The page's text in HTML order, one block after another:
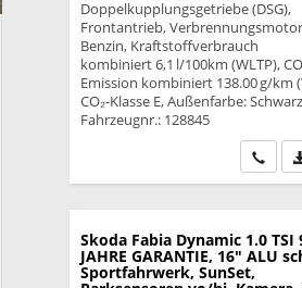
Doppelkupplungsgetriebe (DSG),
Frontantrieb, Verbrennungsmotor
Benzin, Kraftstoffverbrauch
kombiniert 6,1 l/100km (WLTP),
Emission kombiniert 138.00 g/km
CO₂-Klasse E, Außenfarbe:
Fahrzeugnr.: 128845
Wir
Skoda Fabia Dynamic 1.0 TSI
JAHRE GARANTIE, 16" ALU
Sportfahrwerk, SunSet,